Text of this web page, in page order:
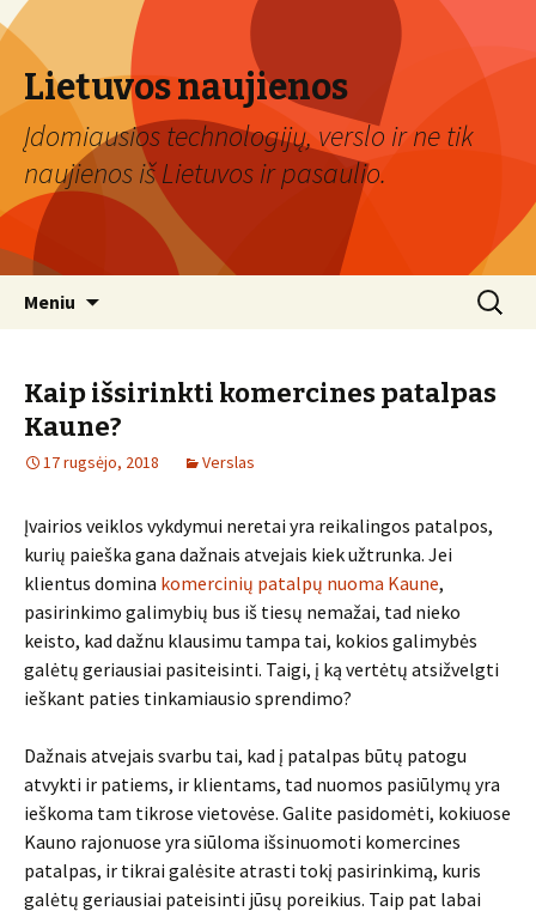
Lietuvos naujienos
Įdomiausios technologijų, verslo ir ne tik
naujienos iš Lietuvos ir pasaulio.
Meniu Ieškoti:
Kaip išsirinkti komercines patalpas
Kaune?
17 rugsėjo, 2018 Verslas
Įvairios veiklos vykdymui neretai yra reikalingos patalpos,
kurių paieška gana dažnais atvejais kiek užtrunka. Jei
klientus domina komercinių patalpų nuoma Kaune,
pasirinkimo galimybių bus iš tiesų nemažai, tad nieko
keisto, kad dažnu klausimu tampa tai, kokios galimybės
galėtų geriausiai pasiteisinti. Taigi, į ką vertėtų atsižvelgti
ieškant paties tinkamiausio sprendimo?
Dažnais atvejais svarbu tai, kad į patalpas būtų patogu
atvykti ir patiems, ir klientams, tad nuomos pasiūlymų yra
ieškoma tam tikrose vietovėse. Galite pasidomėti, kokiuose
Kauno rajonuose yra siūloma išsinuomoti komercines
patalpas, ir tikrai galėsite atrasti tokį pasirinkimą, kuris
galėtų geriausiai pateisinti jūsų poreikius. Taip pat labai